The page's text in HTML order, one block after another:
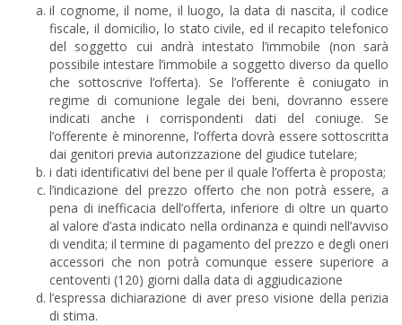
il cognome, il nome, il luogo, la data di nascita, il codice
fiscale, il domicilio, lo stato civile, ed il recapito telefonico
del soggetto cui andrà intestato l’immobile (non sarà
possibile intestare l’immobile a soggetto diverso da quello
che sottoscrive l’offerta). Se l’offerente è coniugato in
regime di comunione legale dei beni, dovranno essere
indicati anche i corrispondenti dati del coniuge. Se
l’offerente è minorenne, l’offerta dovrà essere sottoscritta
dai genitori previa autorizzazione del giudice tutelare;
i dati identificativi del bene per il quale l’offerta è proposta;
l’indicazione del prezzo offerto che non potrà essere, a
pena di inefficacia dell’offerta, inferiore di oltre un quarto
al valore d’asta indicato nella ordinanza e quindi nell’avviso
di vendita; il termine di pagamento del prezzo e degli oneri
accessori che non potrà comunque essere superiore a
centoventi (120) giorni dalla data di aggiudicazione
l’espressa dichiarazione di aver preso visione della perizia
di stima.